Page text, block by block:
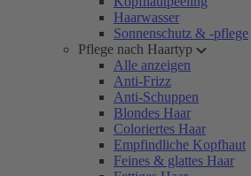
Haarwasser
Sonnenschutz & -pflege
Pflege nach Haartyp
Alle anzeigen
Anti-Frizz
Anti-Schuppen
Blondes Haar
Coloriertes Haar
Empfindliche Kopfhaut
Feines & glattes Haar